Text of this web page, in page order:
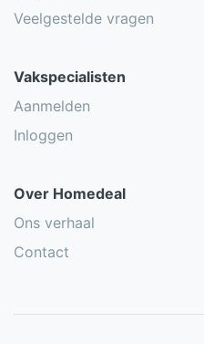
Veelgestelde vragen
Vakspecialisten
Aanmelden
Inloggen
Over Homedeal
Ons verhaal
Contact